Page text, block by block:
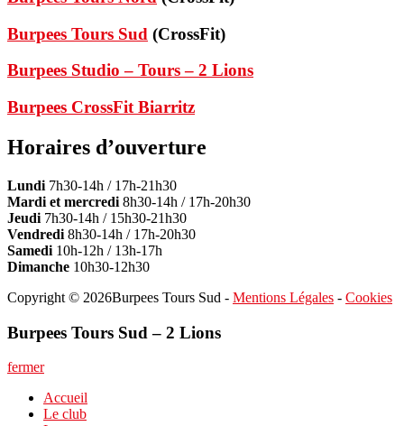
Burpees Tours Sud (CrossFit)
Burpees Studio – Tours – 2 Lions
Burpees CrossFit Biarritz
Horaires d’ouverture
Lundi 7h30-14h / 17h-21h30
Mardi et mercredi 8h30-14h / 17h-20h30
Jeudi 7h30-14h / 15h30-21h30
Vendredi 8h30-14h / 17h-20h30
Samedi 10h-12h / 13h-17h
Dimanche 10h30-12h30
Copyright © 2026Burpees Tours Sud - Mentions Légales - Cookies
Burpees Tours Sud – 2 Lions
fermer
Accueil
Le club